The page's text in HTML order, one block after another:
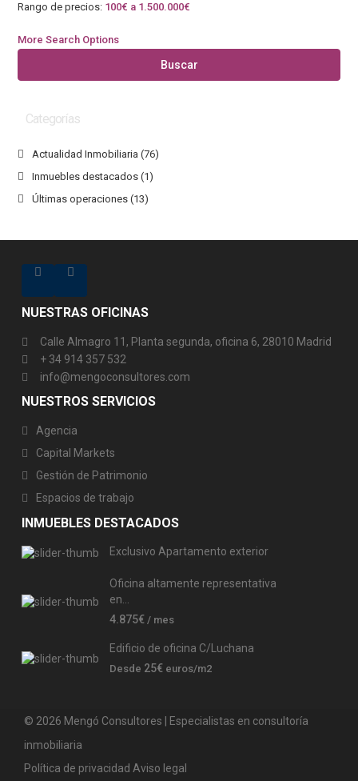
Rango de precios: 100€ a 1.500.000€
More Search Options
Buscar
Categorías
Actualidad Inmobiliaria (76)
Inmuebles destacados (1)
Últimas operaciones (13)
NUESTRAS OFICINAS
Calle Almagro 11, Planta segunda, oficina 6, 28010 Madrid
+ 34 914 357 532
info@mengoconsultores.com
NUESTROS SERVICIOS
Agencia
Capital Markets
Gestión de Patrimonio
Espacios de trabajo
INMUEBLES DESTACADOS
Exclusivo Apartamento exterior
Oficina altamente representativa
en...
4.875€ / mes
Edificio de oficina C/Luchana
Desde 25€ euros/m2
© 2026 Mengó Consultores | Especialistas en consultoría
inmobiliaria
Política de privacidad Aviso legal